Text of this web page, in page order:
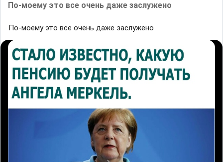
По-моему это все очень даже заслужено
По-моему это все очень даже заслужено